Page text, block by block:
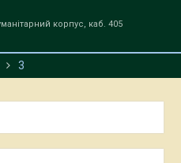
корпус, каб. 405
3